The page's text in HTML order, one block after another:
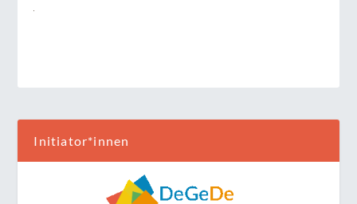
Initiator*innen